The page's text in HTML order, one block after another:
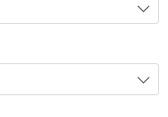
legislativas na CLDF podem